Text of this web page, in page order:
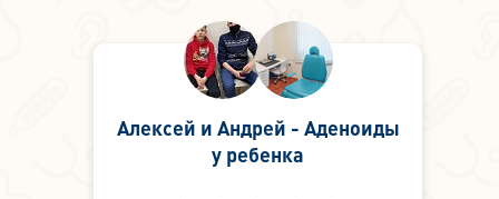
Алексей и Андрей - Аденоиды
у ребенка